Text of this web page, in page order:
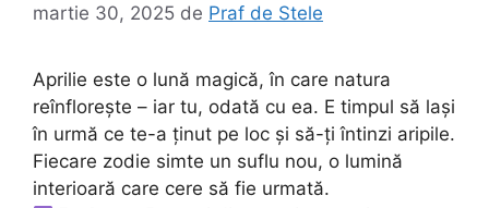
martie 30, 2025 de Praf de Stele
Aprilie este o lună magică, în care natura
reînflorește – iar tu, odată cu ea. E timpul să lași
în urmă ce te-a ținut pe loc și să-ți întinzi aripile.
Fiecare zodie simte un suflu nou, o lumină
interioară care cere să fie urmată.